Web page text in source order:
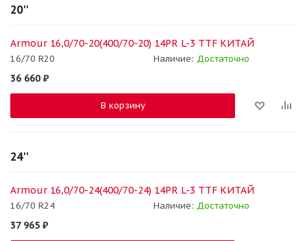
20''
Armour 16,0/70-20(400/70-20) 14PR L-3 TTF КИТАЙ
16/70 R20 Наличие: Достаточно
36 660 ₽
В корзину
24''
Armour 16,0/70-24(400/70-24) 14PR L-3 TTF КИТАЙ
16/70 R24 Наличие: Достаточно
37 965 ₽